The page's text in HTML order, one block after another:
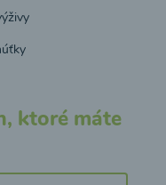
ktoré máte